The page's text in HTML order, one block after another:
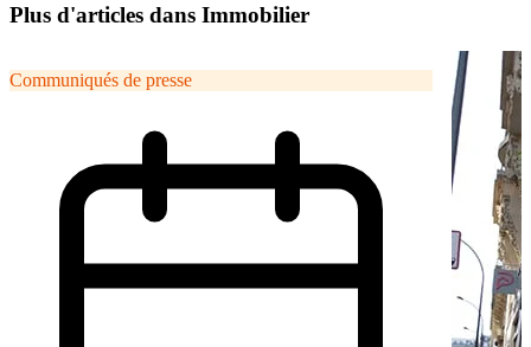
Plus d'articles dans Immobilier
Communiqués de presse